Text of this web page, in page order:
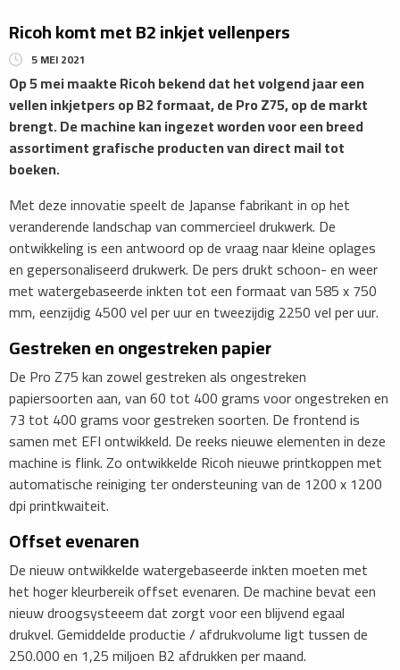
Ricoh komt met B2 inkjet vellenpers
5 MEI 2021
Op 5 mei maakte Ricoh bekend dat het volgend jaar een
vellen inkjetpers op B2 formaat, de Pro Z75, op de markt
brengt. De machine kan ingezet worden voor een breed
assortiment grafische producten van direct mail tot
boeken.
Met deze innovatie speelt de Japanse fabrikant in op het
veranderende landschap van commercieel drukwerk. De
ontwikkeling is een antwoord op de vraag naar kleine oplages
en gepersonaliseerd drukwerk. De pers drukt schoon- en weer
met watergebaseerde inkten tot een formaat van 585 x 750
mm, eenzijdig 4500 vel per uur en tweezijdig 2250 vel per uur.
Gestreken en ongestreken papier
De Pro Z75 kan zowel gestreken als ongestreken
papiersoorten aan, van 60 tot 400 grams voor ongestreken en
73 tot 400 grams voor gestreken soorten. De frontend is
samen met EFI ontwikkeld. De reeks nieuwe elementen in deze
machine is flink. Zo ontwikkelde Ricoh nieuwe printkoppen met
automatische reiniging ter ondersteuning van de 1200 x 1200
dpi printkwaiteit.
Offset evenaren
De nieuw ontwikkelde watergebaseerde inkten moeten met
het hoger kleurbereik offset evenaren. De machine bevat een
nieuw droogsysteeem dat zorgt voor een blijvend egaal
drukvel. Gemiddelde productie / afdrukvolume ligt tussen de
250.000 en 1,25 miljoen B2 afdrukken per maand.